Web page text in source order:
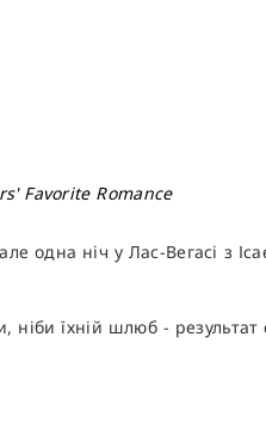
Favorite Romance
ніч у Лас-Вегасі з
їхній шлюб - результат